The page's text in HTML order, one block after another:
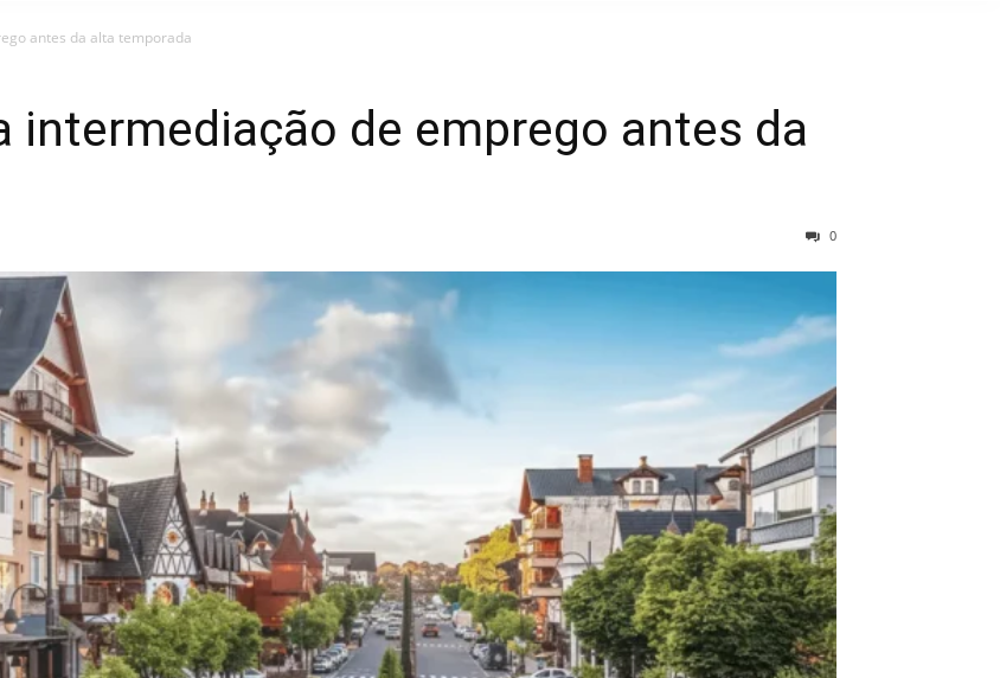
antes da alta temporada
intermediação de emprego antes da
0